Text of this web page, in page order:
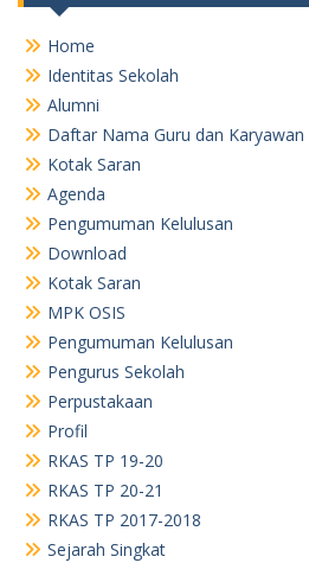
Home
Identitas Sekolah
Alumni
Daftar Nama Guru dan Karyawan
Kotak Saran
Agenda
Pengumuman Kelulusan
Download
Kotak Saran
MPK OSIS
Pengumuman Kelulusan
Pengurus Sekolah
Perpustakaan
Profil
RKAS TP 19-20
RKAS TP 20-21
RKAS TP 2017-2018
Sejarah Singkat